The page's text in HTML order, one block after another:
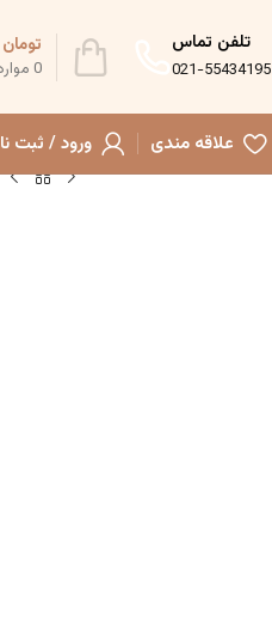
تلفن تماس
021-55434195
0
تومان
علاقه مندی
ورود / ثبت